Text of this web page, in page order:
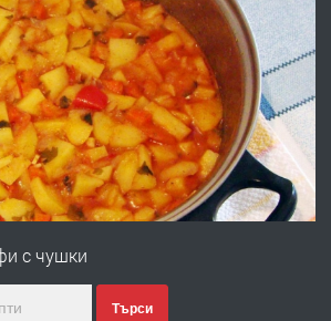
преди 4 дни
Давам гараж под наем
преди 4 дни
№4120 Магазин/Офис под наем в кв.
градската градина!
с чушки
Търси